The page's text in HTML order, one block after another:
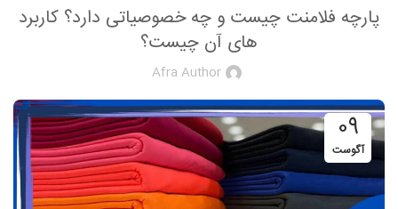
پارچه فلامنت چیست و چه خصوصیاتی دارد؟ کاربرد
های آن چیست؟
Afra Author
09
آگوست